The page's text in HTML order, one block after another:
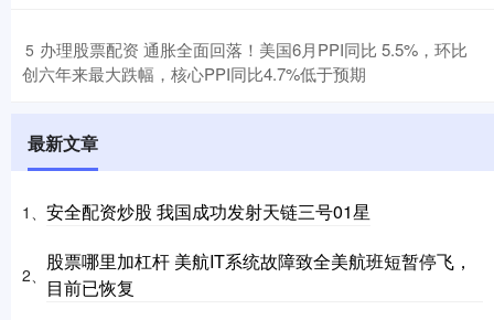
5 ​办理股票配资 通胀全面回落！美国6月PPI同比 5.5%，环比
创六年来最大跌幅，核心PPI同比4.7%低于预期
最新文章
1、 安全配资炒股 我国成功发射天链三号01星
2、
股票哪里加杠杆 美航IT系统故障致全美航班短暂停飞，
目前已恢复